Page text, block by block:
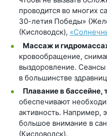
проводится во многих
30-летия Победы»
(Кисловодск),
Массаж и
кровообращение,
выздоровление.
в большинстве
Плавание в бассейне,
обеспечивают
активность. Например,
большое внимание в
(Кисловодск).